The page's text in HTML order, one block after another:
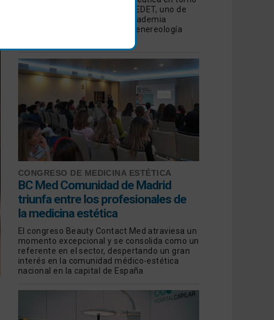
a las manchas de manos de GEDET, uno de
los Grupos de Trabajo de la Academia
Española de Dermatología y Venereología
CONGRESO DE MEDICINA ESTÉTICA
BC Med Comunidad de Madrid
triunfa entre los profesionales de
la medicina estética
El congreso Beauty Contact Med atraviesa un
momento excepcional y se consolida como un
referente en el sector, despertando un gran
interés en la comunidad médico-estética
nacional en la capital de España